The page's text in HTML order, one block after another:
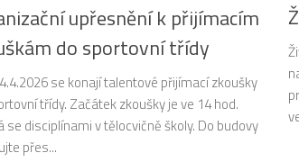
upřesnění k přijímacím
do sportovní třídy
se konají talentové přijímací zkoušky
třídy. Začátek zkoušky je ve 14 hod.
se disciplínami v tělocvičně školy. Do budovy
přes...